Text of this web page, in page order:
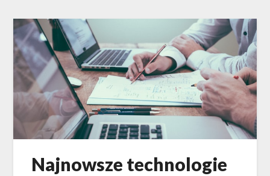
Najnowsze technologie